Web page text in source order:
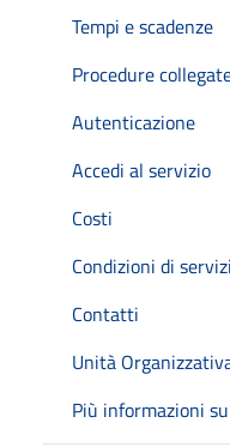
Tempi e scadenze
Procedure
Autenticazione
Accedi al servizio
Costi
Condizioni di
Contatti
Unità
Più informazioni su